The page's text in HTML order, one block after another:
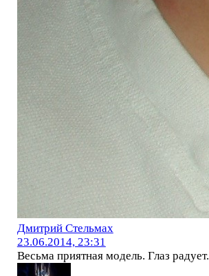
Дмитрий Стельмах
23.06.2014, 23:31
Весьма приятная модель. Глаз радует.